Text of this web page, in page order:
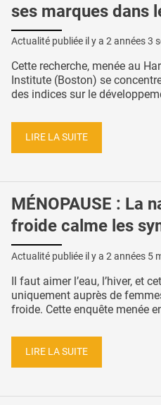
ses marques dans
Actualité publiée il y a 2 années 3
Cette recherche, menée au
Institute (Boston) se
des indices sur le
LIRE LA SUITE
MÉNOPAUSE : La
froide calme les
Actualité publiée il y a 2 années 5
Il faut aimer l’eau, l’hiver, et
uniquement auprès de
froide. Cette enquête menée
LIRE LA SUITE